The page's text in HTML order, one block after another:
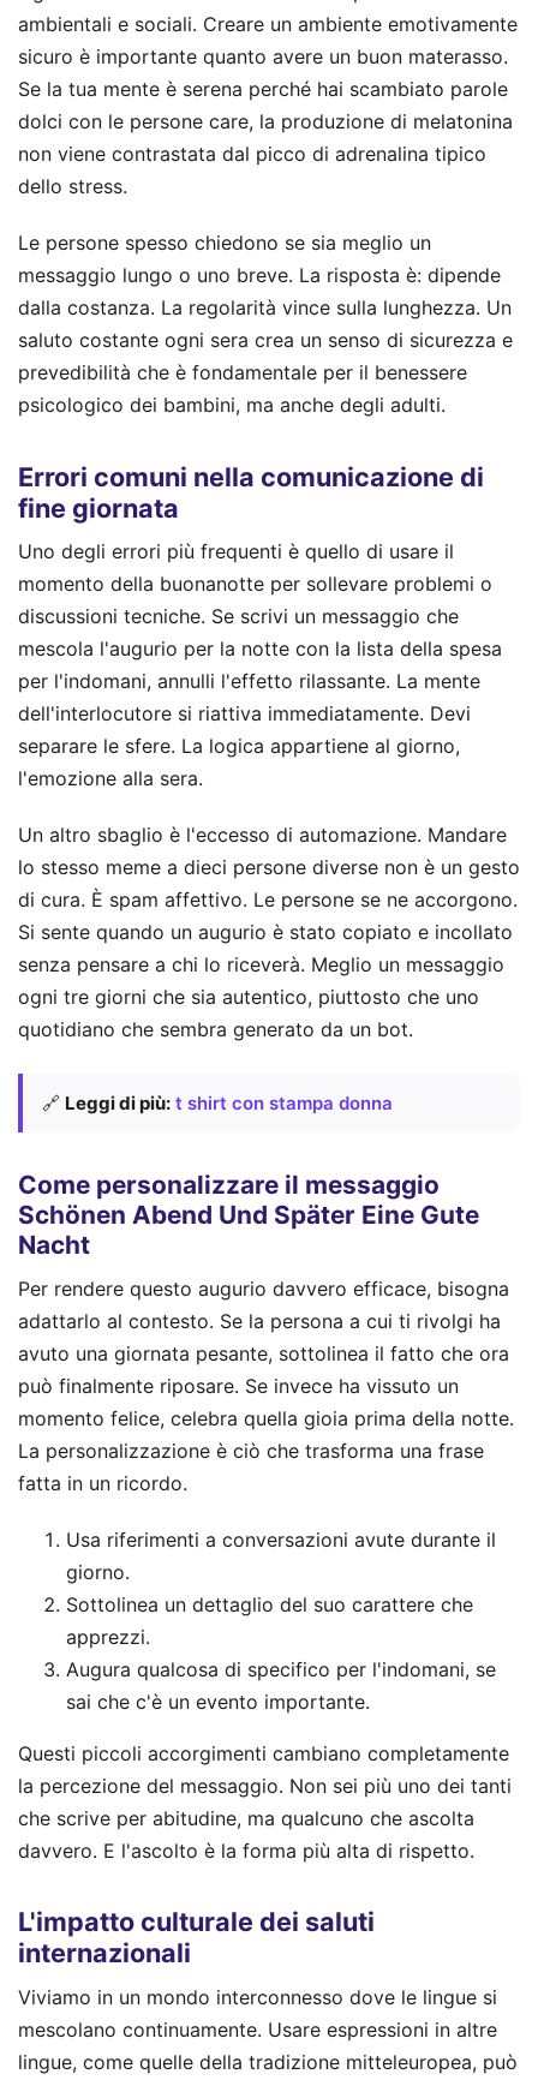
ambientali e sociali. Creare un ambiente emotivamente
sicuro è importante quanto avere un buon materasso.
Se la tua mente è serena perché hai scambiato parole
dolci con le persone care, la produzione di melatonina
non viene contrastata dal picco di adrenalina tipico
dello stress.
Le persone spesso chiedono se sia meglio un
messaggio lungo o uno breve. La risposta è: dipende
dalla costanza. La regolarità vince sulla lunghezza. Un
saluto costante ogni sera crea un senso di sicurezza e
prevedibilità che è fondamentale per il benessere
psicologico dei bambini, ma anche degli adulti.
Errori comuni nella comunicazione di
fine giornata
Uno degli errori più frequenti è quello di usare il
momento della buonanotte per sollevare problemi o
discussioni tecniche. Se scrivi un messaggio che
mescola l'augurio per la notte con la lista della spesa
per l'indomani, annulli l'effetto rilassante. La mente
dell'interlocutore si riattiva immediatamente. Devi
separare le sfere. La logica appartiene al giorno,
l'emozione alla sera.
Un altro sbaglio è l'eccesso di automazione. Mandare
lo stesso meme a dieci persone diverse non è un gesto
di cura. È spam affettivo. Le persone se ne accorgono.
Si sente quando un augurio è stato copiato e incollato
senza pensare a chi lo riceverà. Meglio un messaggio
ogni tre giorni che sia autentico, piuttosto che uno
quotidiano che sembra generato da un bot.
🔗 Leggi di più: t shirt con stampa donna
Come personalizzare il messaggio
Schönen Abend Und Später Eine Gute
Nacht
Per rendere questo augurio davvero efficace, bisogna
adattarlo al contesto. Se la persona a cui ti rivolgi ha
avuto una giornata pesante, sottolinea il fatto che ora
può finalmente riposare. Se invece ha vissuto un
momento felice, celebra quella gioia prima della notte.
La personalizzazione è ciò che trasforma una frase
fatta in un ricordo.
Usa riferimenti a conversazioni avute durante il
giorno.
Sottolinea un dettaglio del suo carattere che
apprezzi.
Augura qualcosa di specifico per l'indomani, se
sai che c'è un evento importante.
Questi piccoli accorgimenti cambiano completamente
la percezione del messaggio. Non sei più uno dei tanti
che scrive per abitudine, ma qualcuno che ascolta
davvero. E l'ascolto è la forma più alta di rispetto.
L'impatto culturale dei saluti
internazionali
Viviamo in un mondo interconnesso dove le lingue si
mescolano continuamente. Usare espressioni in altre
lingue, come quelle della tradizione mitteleuropea, può